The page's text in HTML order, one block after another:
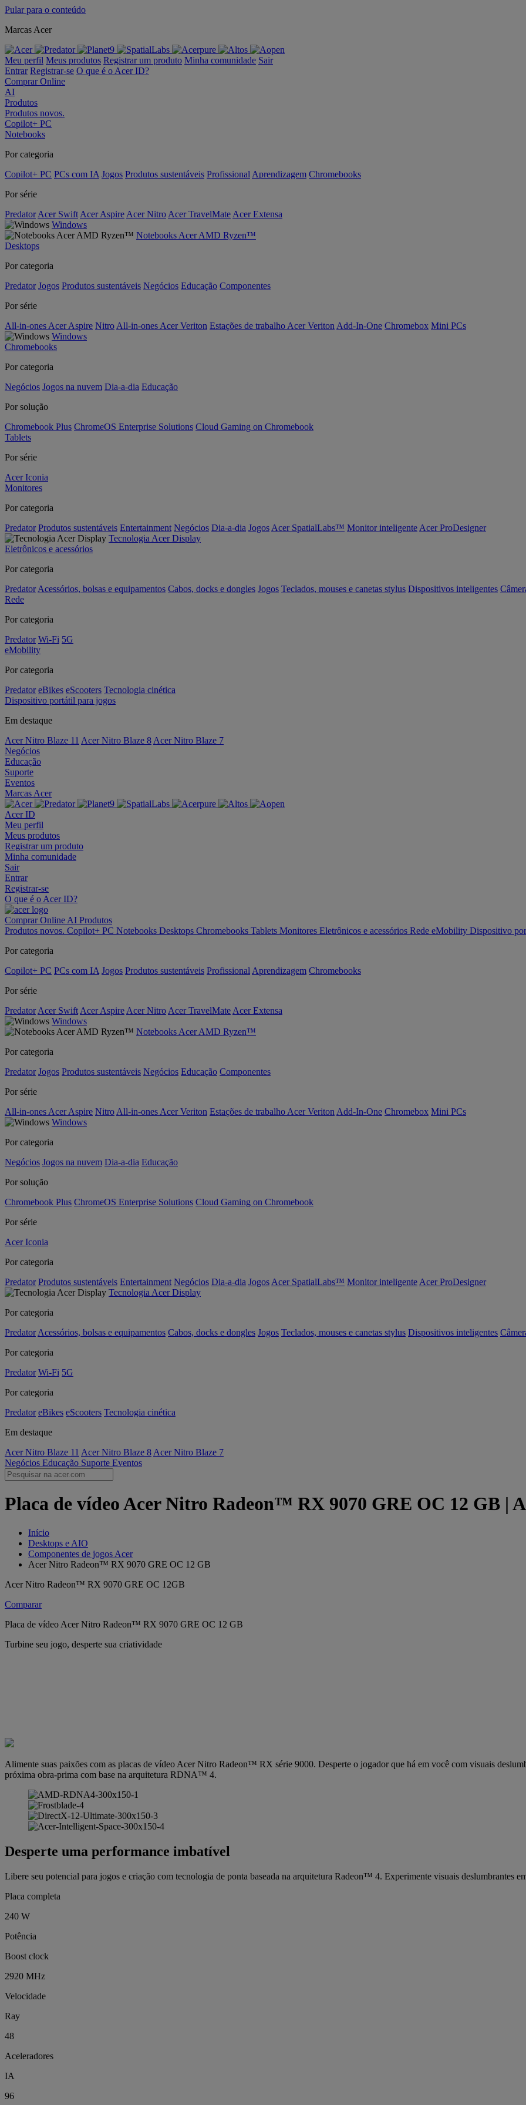
Pular para o conteúdo
Marcas Acer
Meu perfil Meus produtos Registrar um produto Minha comunidade Sair
Entrar Registrar-se O que é o Acer ID?
Comprar Online
AI
Produtos
Produtos novos.
Copilot+ PC
Notebooks
Por categoria
Copilot+ PC PCs com IA Jogos Produtos sustentáveis Profissional Aprendizagem Chromebooks
Por série
Predator Acer Swift Acer Aspire Acer Nitro Acer TravelMate Acer Extensa
Windows
Notebooks Acer AMD Ryzen™
Desktops
Por categoria
Predator Jogos Produtos sustentáveis Negócios Educação Componentes
Por série
All-in-ones Acer Aspire Nitro All-in-ones Acer Veriton Estações de trabalho Acer Veriton Add-In-One Chromebox Mini PCs
Windows
Chromebooks
Por categoria
Negócios Jogos na nuvem Dia-a-dia Educação
Por solução
Chromebook Plus ChromeOS Enterprise Solutions Cloud Gaming on Chromebook
Tablets
Por série
Acer Iconia
Monitores
Por categoria
Predator Produtos sustentáveis Entertainment Negócios Dia-a-dia Jogos Acer SpatialLabs™ Monitor inteligente Acer ProDesigner
Tecnologia Acer Display
Eletrônicos e acessórios
Por categoria
Predator Acessórios, bolsas e equipamentos Cabos, docks e dongles Jogos Teclados, mouses e canetas stylus Dispositivos inteligentes
Rede
Por categoria
Predator Wi-Fi 5G
eMobility
Por categoria
Predator eBikes eScooters Tecnologia cinética
Dispositivo portátil para jogos
Em destaque
Acer Nitro Blaze 11 Acer Nitro Blaze 8 Acer Nitro Blaze 7
Negócios
Educação
Suporte
Eventos
Marcas Acer
Acer ID
Meu perfil
Meus produtos
Registrar um produto
Minha comunidade
Sair
Entrar
Registrar-se
O que é o Acer ID?
Comprar Online AI Produtos
Produtos novos. Copilot+ PC Notebooks Desktops Chromebooks Tablets Monitores Eletrônicos e acessórios Rede eMobility Dispositivo
Por categoria
Copilot+ PC PCs com IA Jogos Produtos sustentáveis Profissional Aprendizagem Chromebooks
Por série
Predator Acer Swift Acer Aspire Acer Nitro Acer TravelMate Acer Extensa
Windows
Notebooks Acer AMD Ryzen™
Por categoria
Predator Jogos Produtos sustentáveis Negócios Educação Componentes
Por série
All-in-ones Acer Aspire Nitro All-in-ones Acer Veriton Estações de trabalho Acer Veriton Add-In-One Chromebox Mini PCs
Windows
Por categoria
Negócios Jogos na nuvem Dia-a-dia Educação
Por solução
Chromebook Plus ChromeOS Enterprise Solutions Cloud Gaming on Chromebook
Por série
Acer Iconia
Por categoria
Predator Produtos sustentáveis Entertainment Negócios Dia-a-dia Jogos Acer SpatialLabs™ Monitor inteligente Acer ProDesigner
Tecnologia Acer Display
Por categoria
Predator Acessórios, bolsas e equipamentos Cabos, docks e dongles Jogos Teclados, mouses e canetas stylus Dispositivos inteligentes
Por categoria
Predator Wi-Fi 5G
Por categoria
Predator eBikes eScooters Tecnologia cinética
Em destaque
Acer Nitro Blaze 11 Acer Nitro Blaze 8 Acer Nitro Blaze 7
Negócios Educação Suporte Eventos
Placa de vídeo Acer Nitro Radeon™ RX 9070 GRE OC 12 GB |
Início
Desktops e AIO
Componentes de jogos Acer
Acer Nitro Radeon™ RX 9070 GRE OC 12 GB
Acer Nitro Radeon™ RX 9070 GRE OC 12GB
Comparar
Placa de vídeo Acer Nitro Radeon™ RX 9070 GRE OC 12 GB
Turbine seu jogo, desperte sua criatividade
Alimente suas paixões com as placas de vídeo Acer Nitro Radeon™ RX série 9000. Desperte o jogador que há em você com visuais
próxima obra-prima com base na arquitetura RDNA™ 4.
Desperte uma performance imbatível
Libere seu potencial para jogos e criação com tecnologia de ponta baseada na arquitetura Radeon™ 4. Experimente visuais deslumbrantes
Placa completa
240 W
Potência
Boost clock
2920 MHz
Velocidade
Ray
48
Aceleradores
IA
96